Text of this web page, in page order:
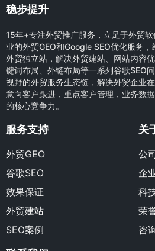
稳步提升
15年+专注外贸推广服务，立足于外贸
业的外贸GEO和Google SEO优化服务
外贸独立站，解决外贸建站、网站内容
键词布局、外链布局等一系列谷歌SEO
视野的外贸服务生态链，解决外贸企业
意向客户跟进，重点客户管理，业务数
的核心竞争力。
服务支持
外贸GEO
谷歌SEO
效果保证
外贸建站
SEO案例
关
公
企
科
荣
咨